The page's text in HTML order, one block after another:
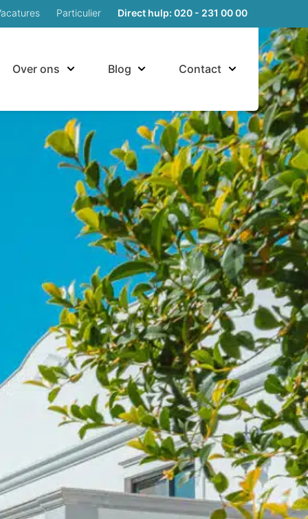
Particulier Direct hulp: 020 - 231 00 00
Over ons Blog Contact